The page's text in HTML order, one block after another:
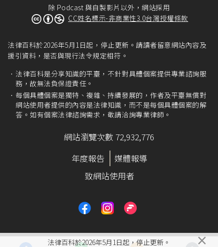
除 Podcast 與自製影片以外，網站採用
CC姓名標示-非商業性3.0台灣授權條款
法律百科於2026年5月1日起，停止更新。請讀者留意網站內容及
援引資料，是否與現行法令規定相符。
法律百科是分享知識的平臺，不針對具體個案提供專業諮詢服
務，故無法負保證責任。
每個具體個案是獨特、複雜、持續發展的，作者及平臺無償對
網站使用者提供的內容是法律知識，而不是每個具體個案的解
答。如有個案法律諮詢需求，敬請洽詢專業律師。
網站瀏覽次數 72,932,776
年度報告
媒體報導
致網站使用者
法律百科於2026年5月1日起，停止更新。 ×